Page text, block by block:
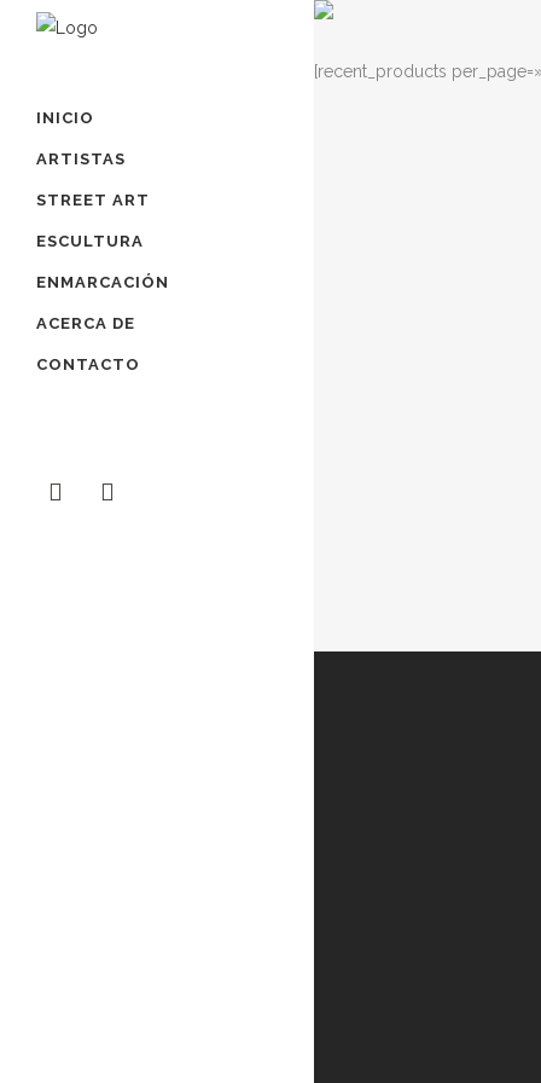
INICIO
ARTISTAS
STREET ART
ESCULTURA
ENMARCACIÓN
ACERCA DE
CONTACTO
[recent_products